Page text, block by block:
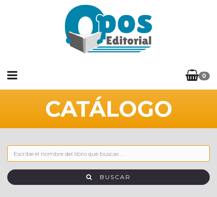
0
CATÁLOGO
BUSCAR